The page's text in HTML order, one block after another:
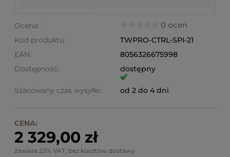
Ocena: 0 ocen
Kod produktu:
TWPRO-CTRL-SPI-21
EAN:
8056326675998
Dostępność:
dostępny
Szacowany czas wysyłki: od 2 do 4 dni
CENA:
2 329,00 zł
zawiera 23% VAT, bez kosztów dostawy